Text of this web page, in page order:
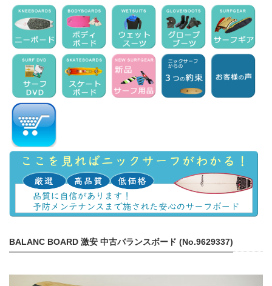
BALANC BOARD 激安 中古バランスボード (No.9629337)